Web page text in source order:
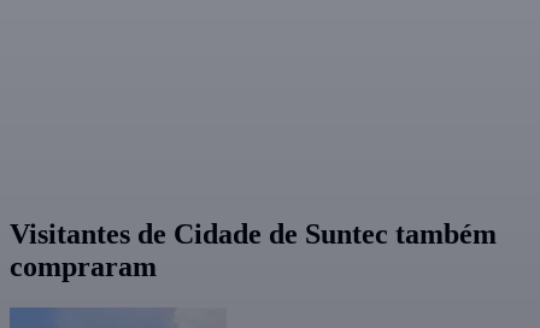
Visitantes de Cidade de Suntec também
compraram